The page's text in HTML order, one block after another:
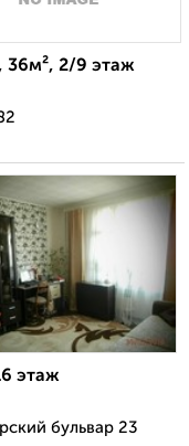
36м², 2/9 этаж
этаж
бульвар 23